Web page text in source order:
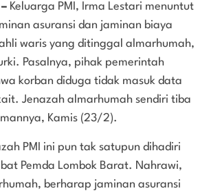
Keluarga PMI, Irma Lestari menuntut
asuransi dan jaminan biaya
waris yang ditinggal almarhumah,
Pasalnya, pihak pemerintah
korban diduga tidak masuk data
Jenazah almarhumah sendiri tiba
Kamis (23/2).
PMI ini pun tak satupun dihadiri
Pemda Lombok Barat. Nahrawi,
berharap jaminan asuransi